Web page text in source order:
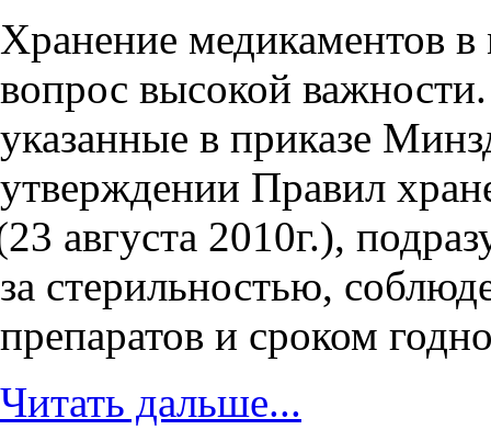
Хранение медикаментов
вопрос высокой
указанные в приказе
утверждении Правил
августа 2010г.),
за стерильностью,
препаратов и сроком
Читать дальше...